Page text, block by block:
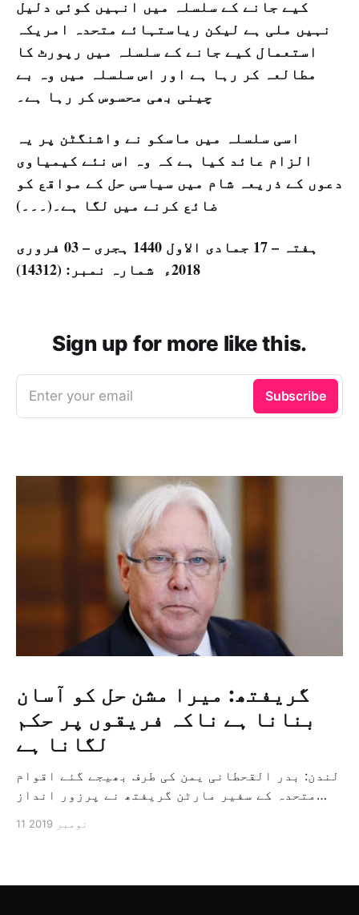
کیے جانے کے سلسلہ میں انہیں کوئی دلیل
نہیں ملی ہے لیکن ریاستہائے متحدہ امریکہ
استعمال کیے جانے کے سلسلہ میں رپورٹ کا
مطالعہ کر رہا ہے اور اس سلسلہ میں وہ بے
چینی بھی محسوس کر رہا ہے۔
اسی سلسلہ میں ماسکو نے واشنگٹن پر یہ
الزام عائد کیا ہے کہ وہ اس نئے کیمیاوی
دعوں کے ذریعہ شام میں سیاسی حل کے مواقع کو
ضائع کرنے میں لگا ہے۔(۔۔۔)
ہفتہ – 17 جمادی الاول 1440 ہجری – 03 فروری
2018ء شمارہ نمبر: (14312)
Sign up for more like this.
Enter your email Subscribe
گریفتھ: میرا مشن حل کو آسان
بنانا ہے ناکہ فریقوں پر حکم
لگانا ہے
لندن: بدر القحطانی یمن کی طرف بھیجے گئے اقوام
متحدہ کے سفیر مارٹن گریفتھ نے پرزور انداز
ثالثی اور اس کشمکش کی حدبندی کرنے کے لئے ایک
11 نومبر 2019